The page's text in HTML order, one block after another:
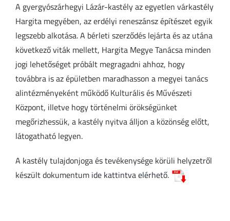
A gyergyószárhegyi Lázár-kastély az egyetlen várkastély
Hargita megyében, az erdélyi reneszánsz építészet egyik
legszebb alkotása. A bérleti szerződés lejárta és az utána
következő viták mellett, Hargita Megye Tanácsa minden
jogi lehetőséget próbált megragadni ahhoz, hogy
továbbra is az épületben maradhasson a megyei tanács
alintézményeként működő Kulturális és Művészeti
Központ, illetve hogy történelmi örökségünket
megőrizhessük, a kastély nyitva álljon a közönség előtt,
látogatható legyen.
A kastély tulajdonjoga és tevékenysége körüli helyzetről
készült dokumentum ide kattintva elérhető.